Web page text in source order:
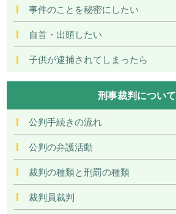
事件のことを秘密にしたい
自首・出頭したい
子供が逮捕されてしまったら
刑事裁判について
公判手続きの流れ
公判の弁護活動
裁判の種類と刑罰の種類
裁判員裁判